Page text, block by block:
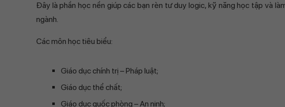
Đây là phần học nền giúp các bạn rèn tư duy logic, kỹ năng học tập và
ngành.
Các môn học tiêu biểu:
Giáo dục chính trị – Pháp luật;
Giáo dục thể chất;
Giáo dục quốc phòng – An ninh;